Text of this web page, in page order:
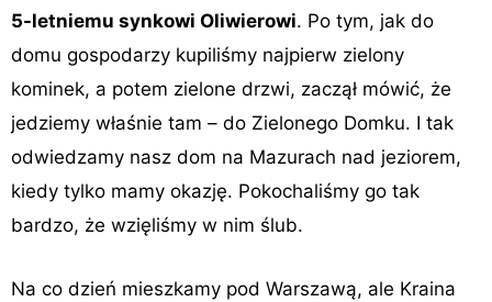
5-letniemu synkowi Oliwierowi. Po tym, jak do
domu gospodarzy kupiliśmy najpierw zielony
kominek, a potem zielone drzwi, zaczął mówić, że
jedziemy właśnie tam – do Zielonego Domku. I tak
odwiedzamy nasz dom na Mazurach nad jeziorem,
kiedy tylko mamy okazję. Pokochaliśmy go tak
bardzo, że wzięliśmy w nim ślub.
Na co dzień mieszkamy pod Warszawą, ale Kraina